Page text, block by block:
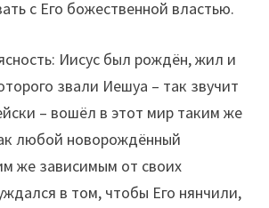
с Его божественной властью.
Иисус был рождён, жил и
звали Иешуа – так звучит
– вошёл в этот мир таким же
любой новорождённый
же зависимым от своих
в том, чтобы Его нянчили,